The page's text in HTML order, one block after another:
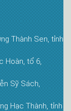
Thành Sen, tỉnh
Hoàn, tổ 6,
Sỹ Sách,
Hạc Thành, tỉnh